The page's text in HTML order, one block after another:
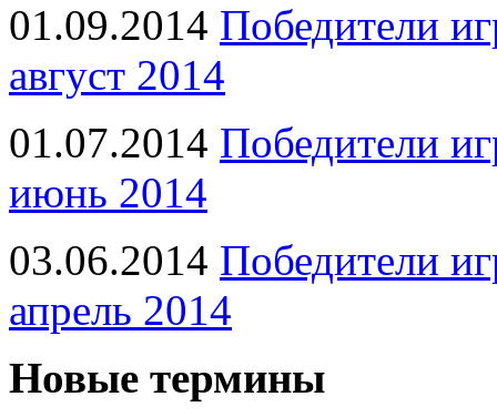
01.09.2014 Победители
август 2014
01.07.2014 Победители
июнь 2014
03.06.2014 Победители
апрель 2014
Новые термины